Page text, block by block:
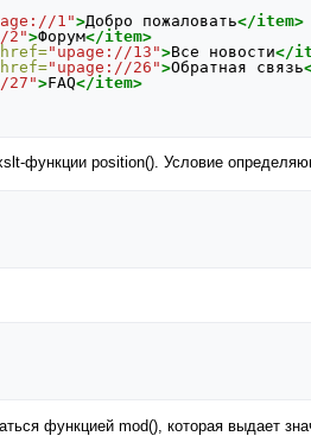
1">Добро пожаловать</item>
2">Форум</item>
"upage://13">Все новости</
"upage://26">Обратная связь
27">FAQ</item>
функции position(). Условие
функцией mod(), которая выдает